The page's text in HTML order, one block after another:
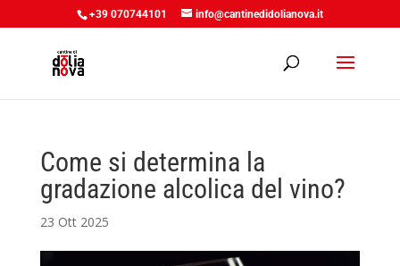
+39 070744101 info@cantinedidolianova.it
Come si determina la
gradazione alcolica del vino?
23 Ott 2025